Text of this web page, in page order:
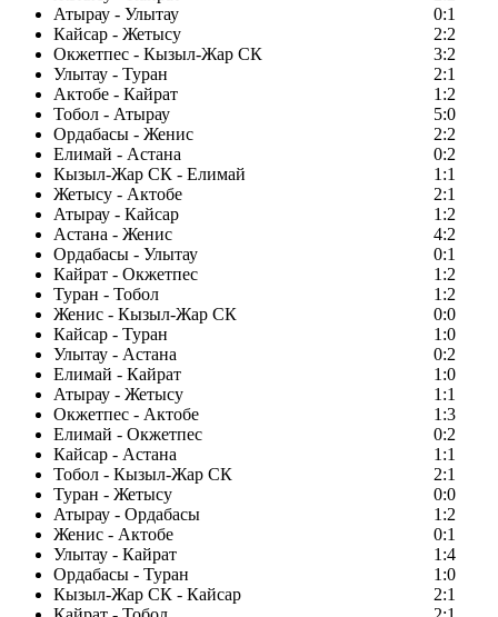
Атырау - Улытау
0:1
Кайсар - Жетысу
2:2
Окжетпес - Кызыл-Жар СК
3:2
Улытау - Туран
2:1
Актобе - Кайрат
1:2
Тобол - Атырау
5:0
Ордабасы - Женис
2:2
Елимай - Астана
0:2
Кызыл-Жар СК - Елимай
1:1
Жетысу - Актобе
2:1
Атырау - Кайсар
1:2
Астана - Женис
4:2
Ордабасы - Улытау
0:1
Кайрат - Окжетпес
1:2
Туран - Тобол
1:2
Женис - Кызыл-Жар СК
0:0
Кайсар - Туран
1:0
Улытау - Астана
0:2
Елимай - Кайрат
1:0
Атырау - Жетысу
1:1
Окжетпес - Актобе
1:3
Елимай - Окжетпес
0:2
Кайсар - Астана
1:1
Тобол - Кызыл-Жар СК
2:1
Туран - Жетысу
0:0
Атырау - Ордабасы
1:2
Женис - Актобе
0:1
Улытау - Кайрат
1:4
Ордабасы - Туран
1:0
Кызыл-Жар СК - Кайсар
2:1